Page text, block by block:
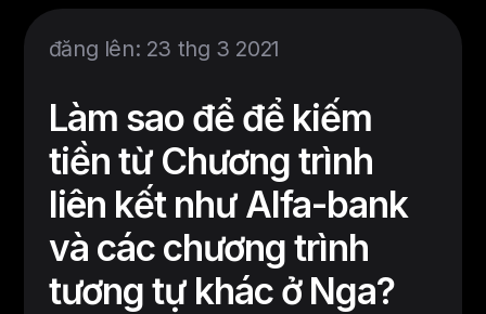
đăng lên: 23 thg 3 2021
Làm sao để để kiếm
tiền từ Chương trình
liên kết như Alfa-bank
và các chương trình
tương tự khác ở Nga?